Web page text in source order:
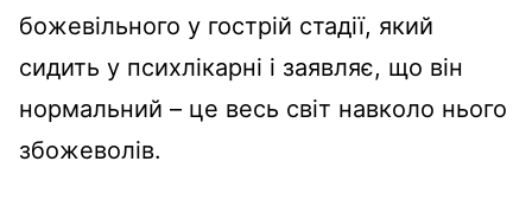
божевільного у гострій стадії, який
сидить у психлікарні і заявляє, що він
нормальний – це весь світ навколо нього
збожеволів.